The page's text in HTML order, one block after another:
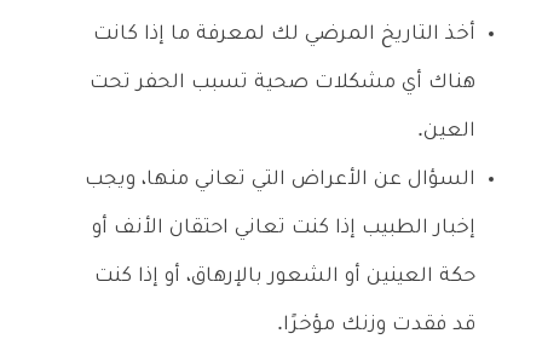
أخذ التاريخ المرضي لك لمعرفة ما إذا كانت
هناك أي مشكلات صحية تسبب الحفر تحت
العين.
السؤال عن الأعراض التي تعاني منها، ويجب
إخبار الطبيب إذا كنت تعاني احتقان الأنف أو
حكة العينين أو الشعور بالإرهاق، أو إذا كنت
قد فقدت وزنك مؤخرًا.